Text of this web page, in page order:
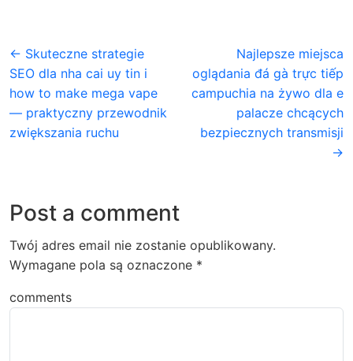
← Skuteczne strategie
SEO dla nha cai uy tin i
how to make mega vape
— praktyczny przewodnik
zwiększania ruchu
Najlepsze miejsca
oglądania đá gà trực tiếp
campuchia na żywo dla e
palacze chcących
bezpiecznych transmisji
→
Post a comment
Twój adres email nie zostanie opublikowany.
Wymagane pola są oznaczone *
comments